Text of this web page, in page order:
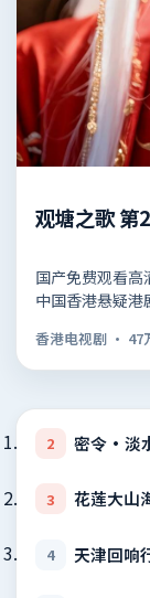
观塘之歌 第
国产免费观看高
中国香港悬疑
香港电视剧 · 47
2 密令·淡
3 花莲大山
4 天津回响